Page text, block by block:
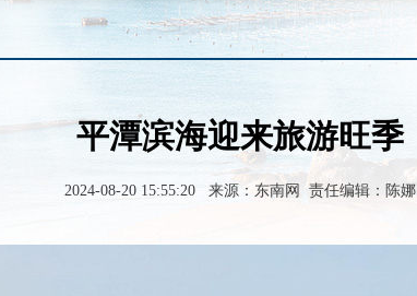
平潭滨海迎来旅游旺季
2024-08-20 15:55:20 来源：东南网 责任编辑：陈娜